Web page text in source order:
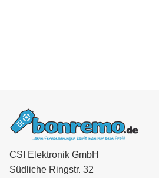
CSI Elektronik GmbH
Südliche Ringstr. 32